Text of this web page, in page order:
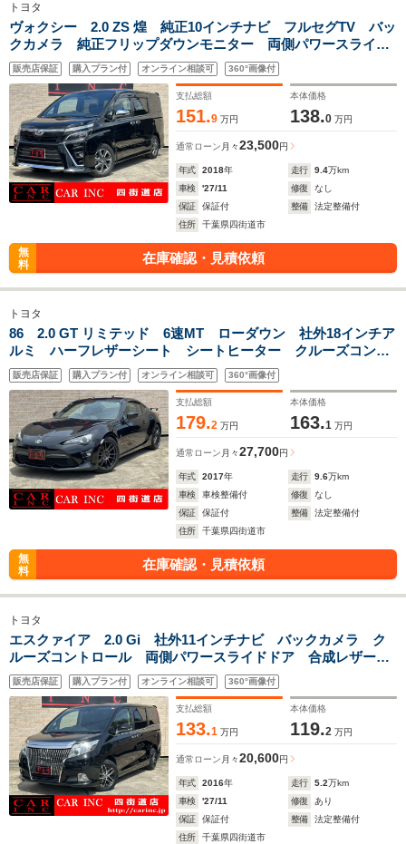
トヨタ
ヴォクシー 2.0 ZS 煌 純正10インチナビ フルセグTV バッ
クカメラ 純正フリップダウンモニター 両側パワースライド
ドア クリアランスソナー トヨタセーフティセンス LEDヘ
ッドライト Wエアコン 純正アルミ ETC
販売店保証 購入プラン付 オンライン相談可 360°画像付
支払総額
151.9 万円
本体価格
138.0 万円
通常ローン 月々23,500円
年式 2018年 走行 9.4万km
車検
'27/11 修復
なし
保証
保証付 整備
法定整備付
住所
千葉県四街道市
無
料
在庫確認・見積依頼
トヨタ
86 2.0 GT リミテッド 6速MT ローダウン 社外18インチア
ルミ ハーフレザーシート シートヒーター クルーズコント
ロール 純正リヤスポイラー 横滑り防止 LEDヘッドライ
ト オートライト フォグランプ プッシュスタート
販売店保証 購入プラン付 オンライン相談可 360°画像付
支払総額
179.2 万円
本体価格
163.1 万円
通常ローン 月々27,700円
年式 2017年 走行 9.6万km
車検
車検整備付 修復
なし
保証
保証付 整備
法定整備付
住所
千葉県四街道市
無
料
在庫確認・見積依頼
トヨタ
エスクァイア 2.0 Gi 社外11インチナビ バックカメラ ク
ルーズコントロール 両側パワースライドドア 合成レザーシ
ート クリアランスソナー シートヒーター 衝突被害軽減ブ
レーキ LEDヘッドライト 社外15インチアルミ
販売店保証 購入プラン付 オンライン相談可 360°画像付
支払総額
133.1 万円
本体価格
119.2 万円
通常ローン 月々20,600円
年式 2016年 走行 5.2万km
車検
'27/11 修復
あり
保証
保証付 整備
法定整備付
住所
千葉県四街道市